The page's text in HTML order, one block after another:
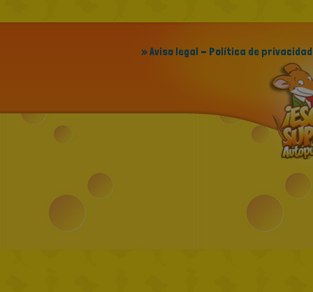
» Aviso legal - Política de privacidad